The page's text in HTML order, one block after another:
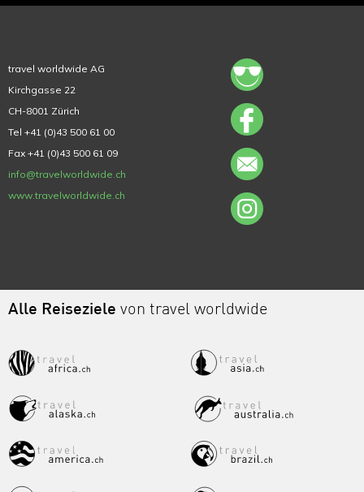
travel worldwide AG
Kirchgasse 22
CH-8001 Zürich
Tel +41 (0)43 500 61 00
Fax +41 (0)43 500 61 09
info@travelworldwide.ch
www.travelworldwide.ch
Alle Reiseziele von travel worldwide